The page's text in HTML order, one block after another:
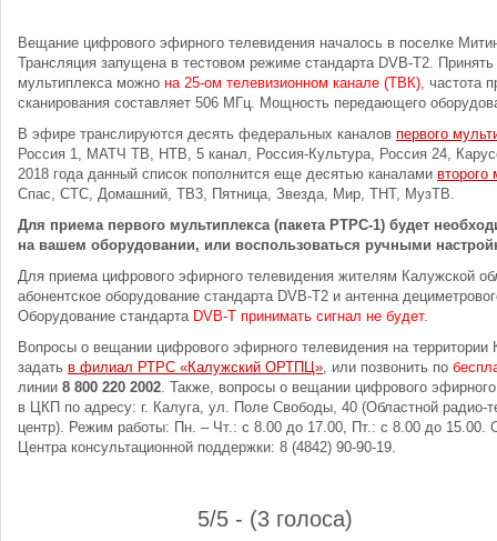
Вещание цифрового эфирного телевидения началось в поселке
Трансляция запущена в тестовом режиме стандарта DVB-T2. Принять
мультиплекса можно на 25-ом телевизионном канале (ТВК), частота
сканирования составляет 506 МГц. Мощность передающего
В эфире транслируются десять федеральных каналов первого
Россия 1, МАТЧ ТВ, НТВ, 5 канал, Россия-Культура, Россия 24,
2018 года данный список пополнится еще десятью каналами второго
Спас, СТС, Домашний, ТВ3, Пятница, Звезда, Мир, ТНТ, МузТВ.
Для приема первого мультиплекса (пакета РТРС-1) будет
на вашем оборудовании, или воспользоваться ручными
Для приема цифрового эфирного телевидения жителям Калужской
абонентское оборудование стандарта DVB-T2 и антенна
Оборудование стандарта DVB-T принимать сигнал не будет.
Вопросы о вещании цифрового эфирного телевидения на
задать в филиал РТРС «Калужский ОРТПЦ», или позвонить по
линии 8 800 220 2002. Также, вопросы о вещании цифрового
в ЦКП по адресу: г. Калуга, ул. Поле Свободы, 40 (Областной радио-
центр). Режим работы: Пн. – Чт.: с 8.00 до 17.00, Пт.: с 8.00 до
Центра консультационной поддержки: 8 (4842) 90-90-19.
5/5 - (3 голоса)